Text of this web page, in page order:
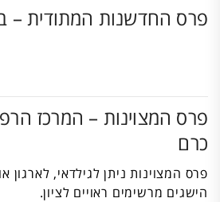
פרס החדשנות המתודית –
פרס המצוינות – המרכז
כרם
פרס המצוינות ניתן לגילדאי, לארגון
הישגים מרשימים ראויים לציון.